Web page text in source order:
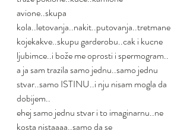
avione..skupa
kola..letovanja..nakit..putovanja..tretmane
kojekakve..skupu garderobu..cak i kucne
ljubimce..i bože me oprosti i spermogram..
a ja sam trazila samo jednu..samo jednu
stvar..samo ISTINU..i nju nisam mogla da
dobijem..
ehej samo jednu stvar i to imaginarnu..ne
kosta nistaaaa..samo da se